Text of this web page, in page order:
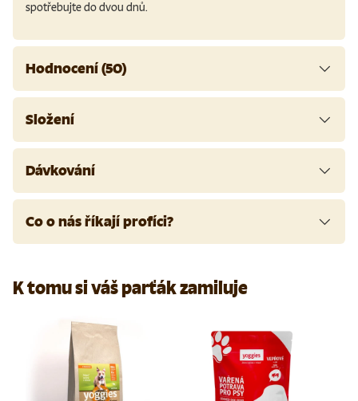
spotřebujte do dvou dnů.
Hodnocení (50)
Složení
Dávkování
Co o nás říkají profíci?
K tomu si váš parťák zamiluje